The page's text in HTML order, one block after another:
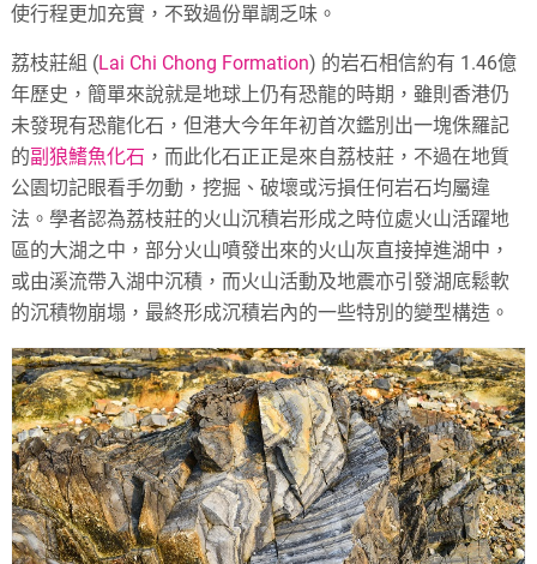
使行程更加充實，不致過份單調乏味。
荔枝莊組 (Lai Chi Chong Formation) 的岩石相信約有 1.46億
年歷史，簡單來說就是地球上仍有恐龍的時期，雖則香港仍
未發現有恐龍化石，但港大今年年初首次鑑別出一塊侏羅記
的副狼鰭魚化石 ，而此化石正正是來自荔枝莊，不過在地質
公園切記眼看手勿動，挖掘、破壞或污損任何岩石均屬違
法。學者認為荔枝莊的火山沉積岩形成之時位處火山活躍地
區的大湖之中，部分火山噴發出來的火山灰直接掉進湖中，
或由溪流帶入湖中沉積，而火山活動及地震亦引發湖底鬆軟
的沉積物崩塌，最終形成沉積岩內的一些特別的變型構造。